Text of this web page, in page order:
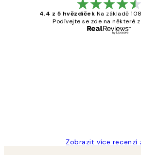
4.4 z 5 hvězdiček Na základě
Podívejte se zde na některé
Zobrazit více recenzí